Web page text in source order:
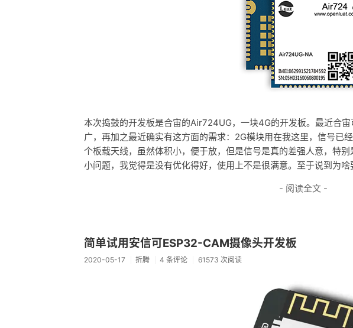
本次捣鼓的开发板是合宙的Air724UG，一块4G的开发板。最近合
广，再加之最近确实有这方面的需求：2G模块用在我这里，信号已
个板载天线，虽然体积小，便于放，但是信号是真的差强人意，特
小问题，我觉得是没有优化得好，使用上不是很满意。至于说到为
- 阅读全文 -
简单试用安信可ESP32-CAM摄像头开发板
2020-05-17 折腾 4 条评论 61573 次阅读